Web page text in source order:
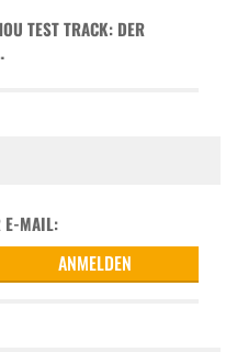
TEST TRACK: DER
E-MAIL: